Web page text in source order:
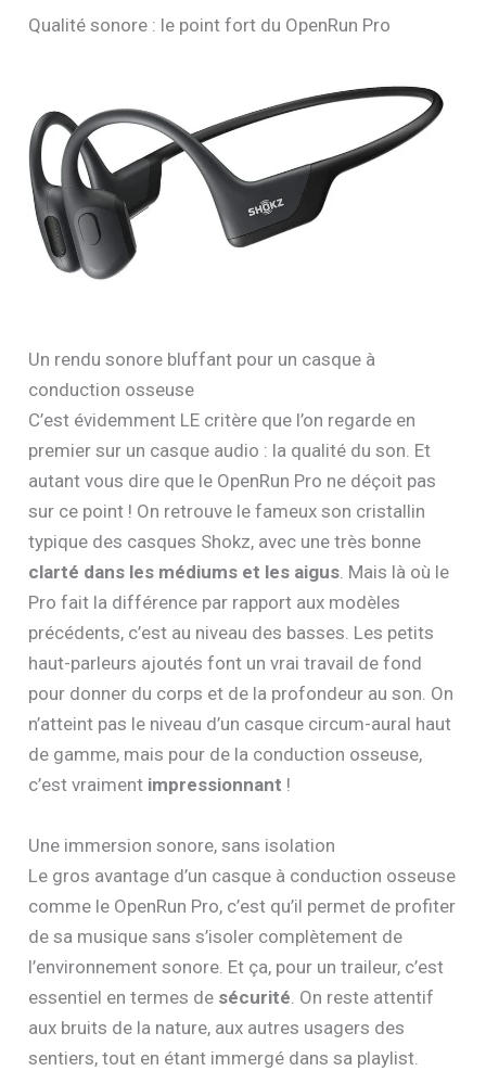
Qualité sonore : le point fort du OpenRun Pro
Un rendu sonore bluffant pour un casque à
conduction osseuse
C’est évidemment LE critère que l’on regarde en
premier sur un casque audio : la qualité du son. Et
autant vous dire que le OpenRun Pro ne déçoit pas
sur ce point ! On retrouve le fameux son cristallin
typique des casques Shokz, avec une très bonne
clarté dans les médiums et les aigus. Mais là où le
Pro fait la différence par rapport aux modèles
précédents, c’est au niveau des basses. Les petits
haut-parleurs ajoutés font un vrai travail de fond
pour donner du corps et de la profondeur au son. On
n’atteint pas le niveau d’un casque circum-aural haut
de gamme, mais pour de la conduction osseuse,
c’est vraiment impressionnant !
Une immersion sonore, sans isolation
Le gros avantage d’un casque à conduction osseuse
comme le OpenRun Pro, c’est qu’il permet de profiter
de sa musique sans s’isoler complètement de
l’environnement sonore. Et ça, pour un traileur, c’est
essentiel en termes de sécurité . On reste attentif
aux bruits de la nature, aux autres usagers des
sentiers, tout en étant immergé dans sa playlist.